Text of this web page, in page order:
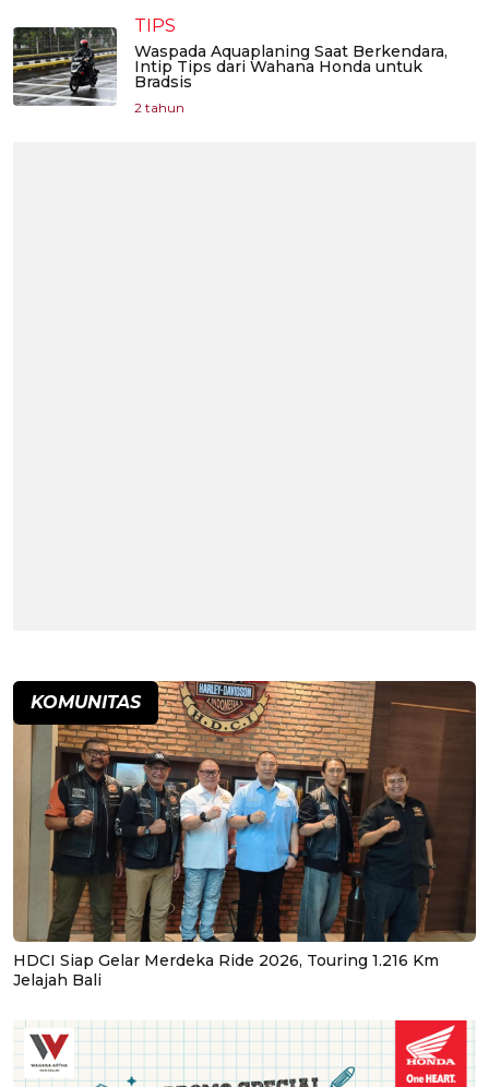
TIPS
Waspada Aquaplaning Saat Berkendara,
Intip Tips dari Wahana Honda untuk
Bradsis
2 tahun
KOMUNITAS
HDCI Siap Gelar Merdeka Ride 2026, Touring 1.216 Km
Jelajah Bali